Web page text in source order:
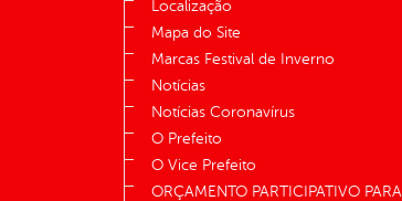
Localização
Mapa do Site
Marcas Festival de Inverno
Notícias
Notícias Coronavírus
O Prefeito
O Vice Prefeito
ORÇAMENTO PARTICIPATIVO PARA